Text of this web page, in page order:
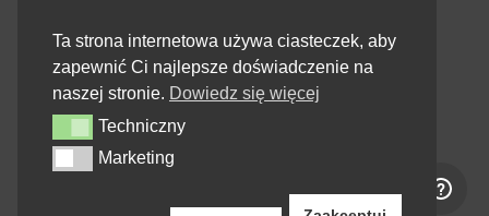
zrównoważonych osiągach
Pirelli City Demon – Niezawodność w codziennej
jeździe miejskiej
Metzeler Perfect ME77 – Klasyczna opona o
zrównoważonych właściwościach
Ta strona internetowa używa ciasteczek, aby
zapewnić Ci najlepsze doświadczenie na
naszej stronie. Dowiedz się więcej
Techniczny
Techniczny
MarketingMarketing